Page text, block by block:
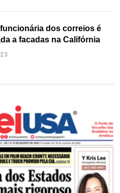
dos correios é
a facadas na Califórnia